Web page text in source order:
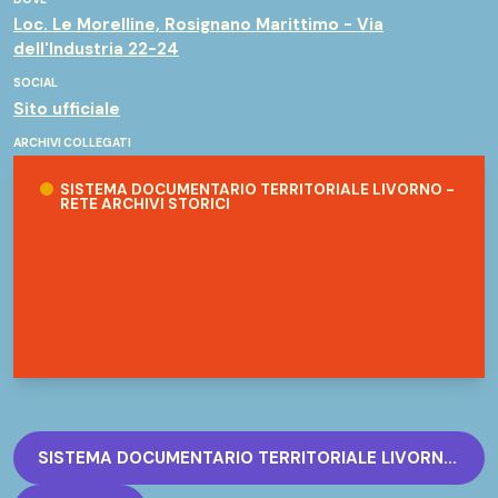
Loc. Le Morelline, Rosignano Marittimo - Via
dell'Industria 22-24
SOCIAL
Sito ufficiale
ARCHIVI COLLEGATI
SISTEMA DOCUMENTARIO TERRITORIALE LIVORNO -
RETE ARCHIVI STORICI
SISTEMA DOCUMENTARIO TERRITORIALE LIVORNO - RETE ARCHIVI STORICI